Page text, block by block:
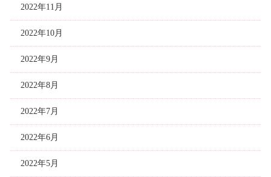
2022年11月
2022年10月
2022年9月
2022年8月
2022年7月
2022年6月
2022年5月